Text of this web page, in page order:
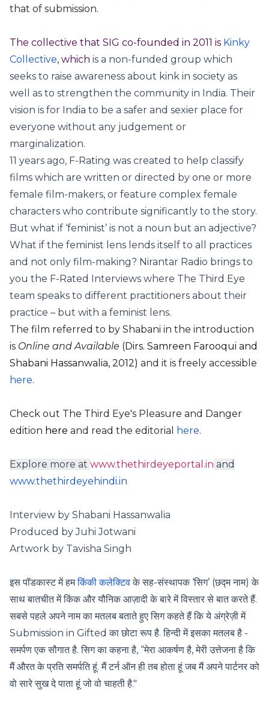
that of submission.
The collective that SIG co-founded in 2011 is Kinky
Collective, which is a non-funded group which
seeks to raise awareness about kink in society as
well as to strengthen the community in India. Their
vision is for India to be a safer and sexier place for
everyone without any judgement or
marginalization.
11 years ago, F-Rating was created to help classify
films which are written or directed by one or more
female film-makers, or feature complex female
characters who contribute significantly to the story.
But what if ‘feminist’ is not a noun but an adjective?
What if the feminist lens lends itself to all practices
and not only film-making? Nirantar Radio brings to
you the F-Rated Interviews where The Third Eye
team speaks to different practitioners about their
practice – but with a feminist lens.
The film referred to by Shabani in the introduction
is Online and Available (Dirs. Samreen Farooqui and
Shabani Hassanwalia, 2012) and it is freely accessible
here.
Check out The Third Eye's Pleasure and Danger
edition here and read the editorial here.
Explore more at www.thethirdeyeportal.in and
www.thethirdeyehindi.in
Interview by Shabani Hassanwalia
Produced by Juhi Jotwani
Artwork by Tavisha Singh
इस पॉडकास्ट में हमकिंकी कलेक्टिवके सह-संस्थापक ‘सिग’ (छद्म नाम) के
साथ बातचीत में किंक और यौनिक आज़ादी के बारे में विस्तार से बात करते हैं.
सबसे पहले अपने नाम का मतलब बताते हुए सिग कहते हैं कि ये अंग्रेज़ी में
Submission in Gifted का छोटा रूप है. हिन्दी में इसका मतलब है -
समर्पण एक सौगात है. सिग का कहना है, “मेरा आकर्षण है, मेरी उत्तेजना है कि
मैं औरत के प्रति समर्पति हूं. मैं टर्न ऑन ही तब होता हूं जब मैं अपने पार्टनर को
वो सारे सुख दे पाता हूं जो वो चाहती है."